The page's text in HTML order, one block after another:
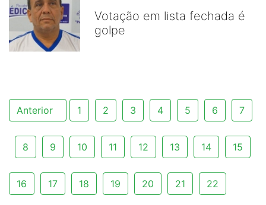
Votação em lista fechada é
golpe
Anterior 1 2 3 4 5 6 7
8 9 10 11 12 13 14 15
16 17 18 19 20 21 22